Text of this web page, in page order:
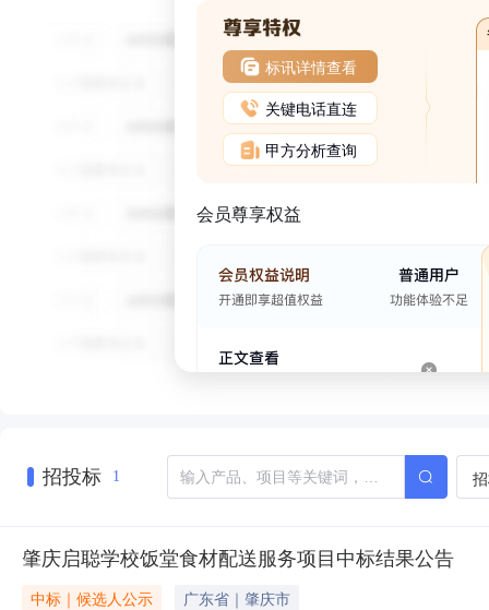
标讯详情查看
关键电话直连
甲方分析查询
会员尊享权益
招投标 1
肇庆启聪学校饭堂食材配送服务项目中标结果公告
中标｜候选人公示
广东省｜肇庆市